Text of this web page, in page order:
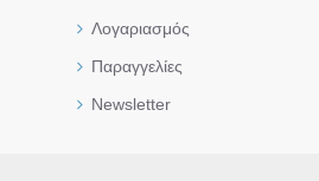
Λογαριασμός
Παραγγελίες
Newsletter